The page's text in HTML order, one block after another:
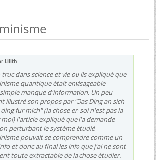
Lilith
truc dans science et vie ou ils expliqué que
quantique était envisageable
manque d'information. Un peu
illustré son propos par "Das Ding an sich
fur mich" (la chose en soi n'est pas la
l'article expliqué que l'a demande
perturbant le système étudié
pouvait se comprendre comme un
et donc au final les info que j'ai ne sont
toute extractable de la chose étudier.